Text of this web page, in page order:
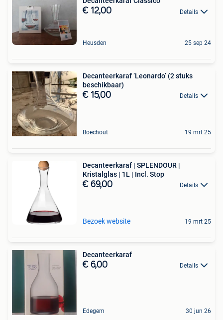
€ 12,00 Details
Heusden 25 sep 24
Decanteerkaraf ‘Leonardo’ (2 stuks
beschikbaar)
€ 15,00 Details
Boechout 19 mrt 25
Decanteerkaraf | SPLENDOUR |
Kristalglas | 1L | Incl. Stop
€ 69,00 Details
Bezoek website 19 mrt 25
Decanteerkaraf
€ 6,00 Details
Edegem 30 jun 26